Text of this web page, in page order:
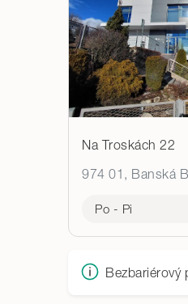
Na Troskách 22
974 01, Banská
Po - Pi
Bezbariérový